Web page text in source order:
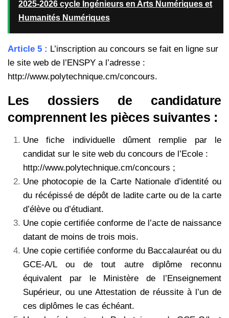
2025-2026 cycle Ingénieurs en Arts Numériques et
Humanités Numériques
Article 5 : L’inscription au concours se fait en ligne sur
le site web de l’ENSPY a l’adresse :
http://www.polytechnique.cm/concours.
Les dossiers de candidature
comprennent les pièces suivantes :
Une fiche individuelle dûment remplie par le
candidat sur le site web du concours de l’Ecole :
http://www.polytechnique.cm/concours ;
Une photocopie de la Carte Nationale d’identité ou
du récépissé de dépôt de ladite carte ou de la carte
d’élève ou d’étudiant.
Une copie certifiée conforme de l’acte de naissance
datant de moins de trois mois.
Une copie certifiée conforme du Baccalauréat ou du
GCE-A/L ou de tout autre diplôme reconnu
équivalent par le Ministère de l’Enseignement
Supérieur, ou une Attestation de réussite à l’un de
ces diplômes le cas échéant.